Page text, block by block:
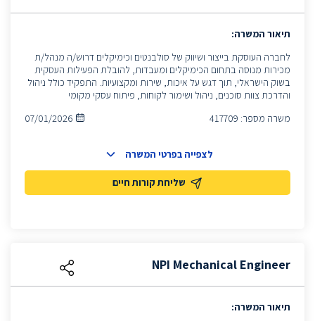
תיאור המשרה:
לחברה העוסקת בייצור ושיווק של סולבנטים וכימיקלים דרוש/ה מנהל/ת
מכירות מנוסה בתחום הכימיקלים ומעבדות, להובלת הפעילות העסקית
בשוק הישראלי, תוך דגש על איכות, שירות ומקצועיות. התפקיד כולל ניהול
והדרכת צוות סוכנים, ניהול ושימור לקוחות, פיתוח עסקי מקומי
משרה מספר: 417709
07/01/2026
שליחת קורות חיים
לצפייה בפרטי המשרה
NPI Mechanical Engineer
תיאור המשרה: